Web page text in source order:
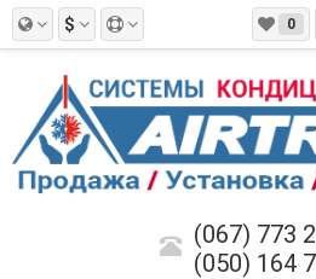
$ 0
(067) 773
(050) 164